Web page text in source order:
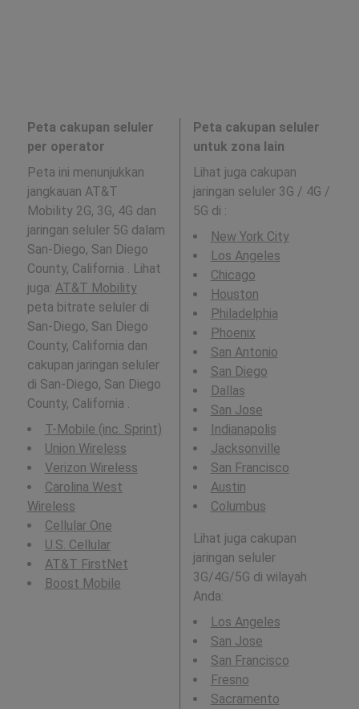
Peta cakupan seluler
per operator
Peta ini menunjukkan
jangkauan AT&T
Mobility 2G, 3G, 4G dan
jaringan seluler 5G dalam
San-Diego, San Diego
County, California . Lihat
juga: AT&T Mobility
peta bitrate seluler di
San-Diego, San Diego
County, California dan
cakupan jaringan seluler
di San-Diego, San Diego
County, California .
T-Mobile (inc. Sprint)
Union Wireless
Verizon Wireless
Carolina West
Wireless
Cellular One
U.S. Cellular
AT&T FirstNet
Boost Mobile
Peta cakupan seluler
untuk zona lain
Lihat juga cakupan
jaringan seluler 3G / 4G /
5G di :
New York City
Los Angeles
Chicago
Houston
Philadelphia
Phoenix
San Antonio
San Diego
Dallas
San Jose
Indianapolis
Jacksonville
San Francisco
Austin
Columbus
Lihat juga cakupan
jaringan seluler
3G/4G/5G di wilayah
Anda:
Los Angeles
San Jose
San Francisco
Fresno
Sacramento